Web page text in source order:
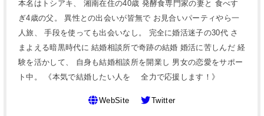
本名はトシアキ、 湘南在住の40歳 発酵食専門家の妻と 食べす
ぎ4歳の父。 異性との出会いが皆無で お見合いパーティやら一
人旅、 手段を使っても出会いなし。 完全に婚活迷子の30代 さ
まよえる暗黒時代に 結婚相談所で奇跡の結婚 婚活に苦しんだ 経
験を活かして、 自身も結婚相談所を開業し 男女の恋愛をサポー
ト中。 《本気で結婚したい人を 全力で応援します！》
WebSite Twitter